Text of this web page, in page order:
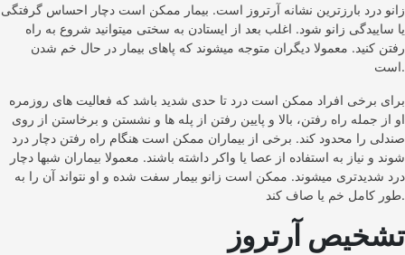
زانو درد بارزترین نشانه آرتروز است. بیمار ممکن است دچار احساس گرفتگی
یا ساییدگی زانو شود. اغلب بعد از ایستادن به سختی میتوانید شروع به راه
رفتن کنید. معمولا دیگران متوجه میشوند که پاهای بیمار در حال خم شدن
است.
برای برخی افراد ممکن است درد تا حدی شدید باشد که فعالیت های روزمره
او از جمله راه رفتن، بالا و پایین رفتن از پله ها و نشستن و برخاستن از روی
صندلی را محدود کند. برخی از بیماران ممکن است هنگام راه رفتن دچار درد
شوند و نیاز به استفاده از عصا یا واکر داشته باشند. معمولا بیماران شبها دچار
درد شدیدتری میشوند. ممکن است زانو بیمار سفت شده و او نتواند آن را به
طور کامل خم یا صاف کند.
تشخیص آرتروز